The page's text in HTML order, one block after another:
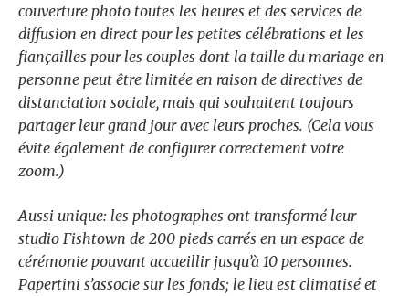
couverture photo toutes les heures et des services de
diffusion en direct pour les petites célébrations et les
fiançailles pour les couples dont la taille du mariage en
personne peut être limitée en raison de directives de
distanciation sociale, mais qui souhaitent toujours
partager leur grand jour avec leurs proches. (Cela vous
évite également de configurer correctement votre
zoom.)
Aussi unique: les photographes ont transformé leur
studio Fishtown de 200 pieds carrés en un espace de
cérémonie pouvant accueillir jusqu’à 10 personnes.
Papertini s’associe sur les fonds; le lieu est climatisé et